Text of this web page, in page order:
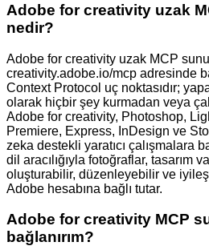
Adobe for creativity uzak
nedir?
Adobe for creativity uzak MCP
creativity.adobe.io/mcp adresinde
Context Protocol uç noktasıdır;
olarak hiçbir şey kurmadan veya
Adobe for creativity, Photoshop,
Premiere, Express, InDesign ve
zeka destekli yaratıcı çalışmalara
dil aracılığıyla fotoğraflar, tasarım
oluşturabilir, düzenleyebilir ve
Adobe hesabına bağlı tutar.
Adobe for creativity MCP
bağlanırım?